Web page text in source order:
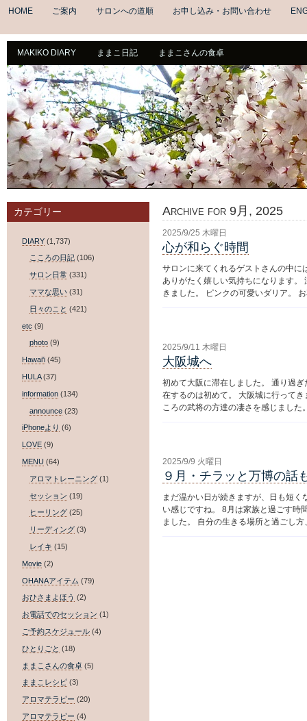
HOME ご案内 サロンへの道順 お申し込み・お問い合わせ
MAKIKO DIARY ままこ日記 ままこさんの食卓
Archive for 9月, 2025
2025/9/25 木曜日
心が和らぐ時間
サロンに来てくれるゲストさんの中に
ありがたく嬉しい気持ちになります。
きました。 ピンクの可愛いダリア。
2025/9/11 木曜日
大阪城へ
初めて大阪に滞在しました。 通り過
在するのは初めて。 大阪城に行って
ころの武将の方達の凄さを感じまし
2025/9/9 火曜日
９月・チラッと万博の話
まだ温かい日が続きますが、日も短
い感じですね。 8月は家族と過ごす時
ました。 自分の生きる場所と過ごし
カテゴリー
DIARY (1,737)
こころの日記 (106)
サロン日常 (331)
ママな思い (31)
日々のこと (421)
etc (9)
photo (9)
Hawai'i (45)
HULA(37)
information (134)
announce (23)
iPhoneより (6)
LOVE (9)
MENU (64)
アロマトレーニング (1)
セッション (19)
ヒーリング (25)
リーディング (3)
レイキ (15)
Movie (2)
OHANAアイテム (79)
おひさまよほう (2)
お電話でのセッション (1)
ご予約スケジュール (4)
ひとりごと (18)
ままこさんの食卓 (5)
ままこレシピ (3)
アロマテラピー (20)
アロマテラピー (4)